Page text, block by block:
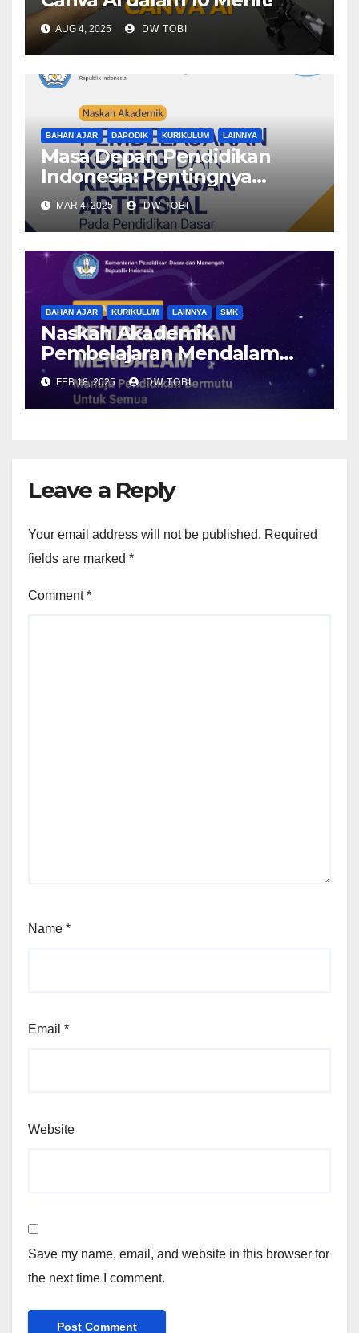
AUG 4, 2025 DW TOBI
BAHAN AJAR DAPODIK KURIKULUM LAINNYA
Masa Depan Pendidikan
Indonesia: Pentingnya
Koding dan Kecerdasan
Artifisial di Sekolah Dasar
dan Menengah
MAR 4, 2025 DW TOBI
BAHAN AJAR KURIKULUM LAINNYA SMK
Naskah Akademik
Pembelajaran Mendalam
(Deep Learning) dan Format
Contoh Desain Pembelajaran
FEB 18, 2025 DW TOBI
Leave a Reply
Your email address will not be published. Required
fields are marked *
Comment*
Name *
Email *
Website
Save my name, email, and website in this browser for
the next time I comment.